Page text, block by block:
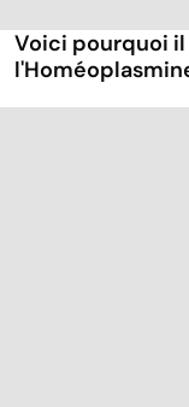
Voici pourquoi